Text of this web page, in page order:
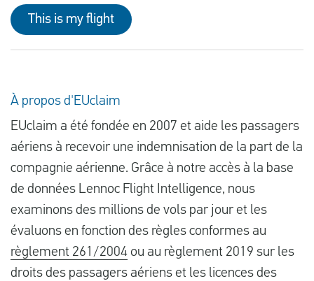
This is my flight
À propos d'EUclaim
EUclaim a été fondée en 2007 et aide les passagers
aériens à recevoir une indemnisation de la part de la
compagnie aérienne. Grâce à notre accès à la base
de données Lennoc Flight Intelligence, nous
examinons des millions de vols par jour et les
évaluons en fonction des règles conformes au
règlement 261/2004 ou au règlement 2019 sur les
droits des passagers aériens et les licences des